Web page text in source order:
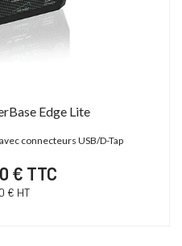
Edge Lite
connecteurs USB/D-Tap
€ TTC
€ HT